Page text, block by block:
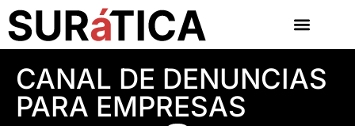
CANAL DE DENUNCIAS
PARA EMPRESAS